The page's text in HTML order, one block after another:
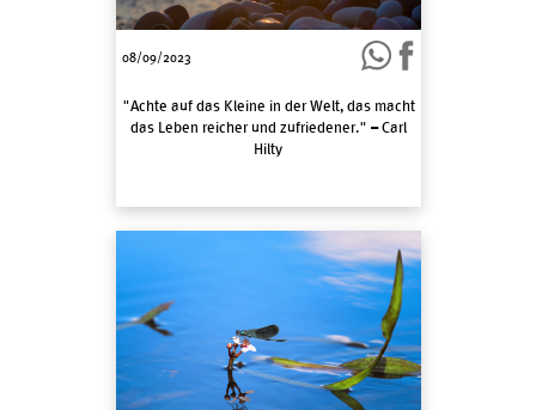
08/09/2023
"Achte auf das Kleine in der Welt, das macht
das Leben reicher und zufriedener." – Carl
Hilty